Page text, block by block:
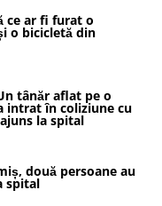
ce ar fi furat o
o bicicletă din
tânăr aflat pe o
intrat în coliziune cu
la spital
două persoane au
spital